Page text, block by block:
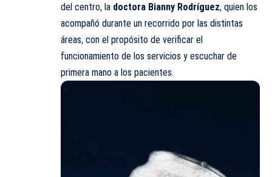
del centro, la doctora Bianny Rodríguez, quien los
acompañó durante un recorrido por las distintas
áreas, con el propósito de verificar el
funcionamiento de los servicios y escuchar de
primera mano a los pacientes.